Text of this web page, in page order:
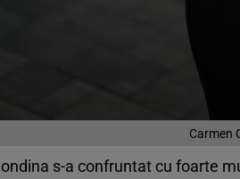
Carmen
s-a confruntat cu foarte